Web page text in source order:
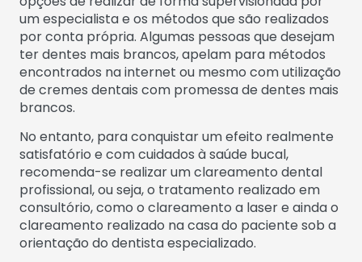
um especialista e os métodos que são realizados
por conta própria. Algumas pessoas que desejam
ter dentes mais brancos, apelam para métodos
encontrados na internet ou mesmo com utilização
de cremes dentais com promessa de dentes mais
brancos.
No entanto, para conquistar um efeito realmente
satisfatório e com cuidados à saúde bucal,
recomenda-se realizar um clareamento dental
profissional, ou seja, o tratamento realizado em
consultório, como o clareamento a laser e ainda o
clareamento realizado na casa do paciente sob a
orientação do dentista especializado.